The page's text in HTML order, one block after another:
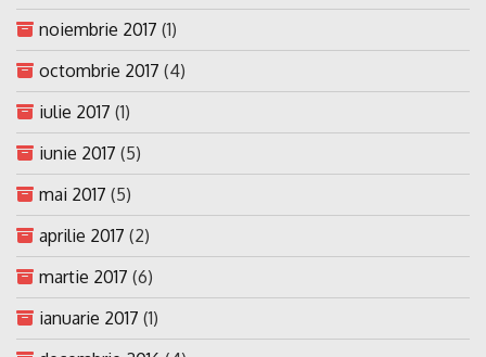
noiembrie 2017 (1)
octombrie 2017 (4)
iulie 2017 (1)
iunie 2017 (5)
mai 2017 (5)
aprilie 2017 (2)
martie 2017 (6)
ianuarie 2017 (1)